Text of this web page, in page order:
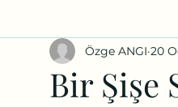
Bir Şişe
Özge ANGI 20